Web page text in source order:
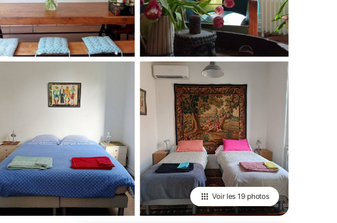
Voir les19 photos